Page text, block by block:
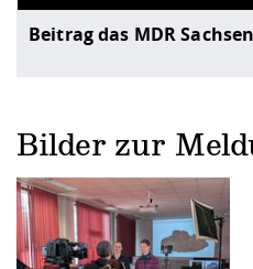
Beitrag das MDR
Bilder zur